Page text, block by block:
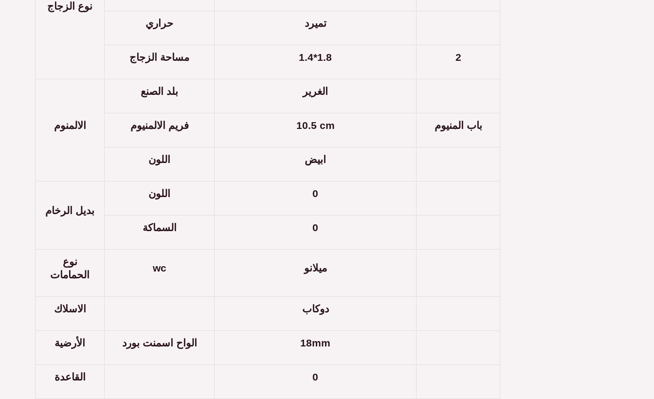
نوع الزجاج
حراري تميرد
مساحة الزجاج 1.4*1.8 2
الالمنوم
بلد الصنع الغرير
فريم الالمنيوم 10.5 cm باب المنيوم
اللون ابيض
بديل الرخام
اللون 0
السماكة 0
نوع
الحمامات
wc ميلانو
الاسلاك دوكاب
الأرضية الواح اسمنت بورد 18mm
القاعدة 0